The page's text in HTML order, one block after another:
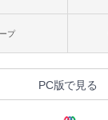
プ
PC版で見る